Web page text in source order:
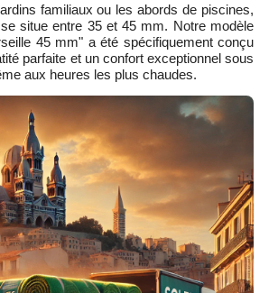
familiaux ou les abords de piscines,
situe entre 35 et 45 mm. Notre modèle
45 mm" a été spécifiquement conçu
parfaite et un confort exceptionnel sous
aux heures les plus chaudes.